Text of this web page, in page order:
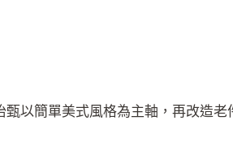
以簡單美式風格為主軸，再改造